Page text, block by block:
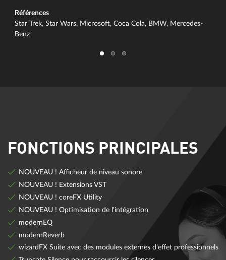
Références
Star Trek, Star Wars, Microsoft, Coca Cola, BMW, Mercedes-
Benz
FONCTIONS PRINCIPALES
NOUVEAU ! Afficheur de niveau sonore
NOUVEAU ! Extensions VST
NOUVEAU ! coreFX Utility
NOUVEAU ! Optimisation de l'intégration
modernEQ
modernReverb
wizardFX Suite avec des modules externes d'effet professionnels